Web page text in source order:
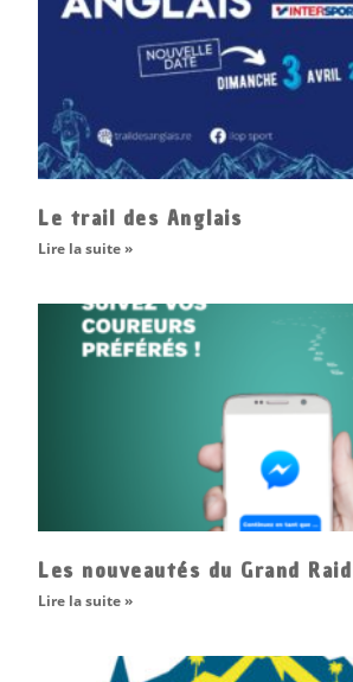
Le trail des Anglais
Lire la suite »
Les nouveautés du Grand
Lire la suite »